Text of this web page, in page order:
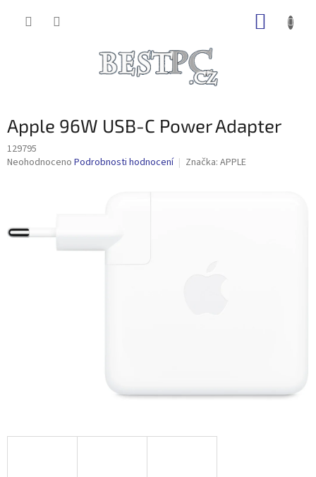
Apple 96W USB-C Power Adapter
129795
Průměrné
z
Neohodnoceno Podrobnosti hodnocení Značka: APPLE